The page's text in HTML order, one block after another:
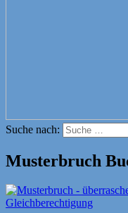
Suche nach:
Musterbruch